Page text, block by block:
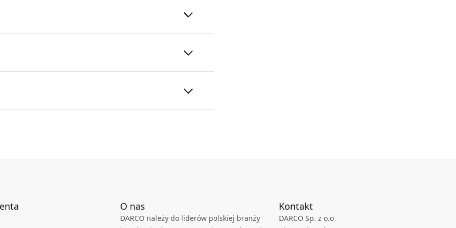
kominowej
O nas
DARCO należy do liderów polskiej branży
Kontakt
DARCO Sp. z o.o